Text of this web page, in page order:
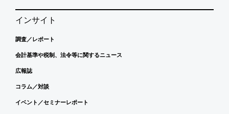
インサイト
調査／レポート
会計基準や税制、法令等に関するニュース
広報誌
コラム／対談
イベント／セミナーレポート